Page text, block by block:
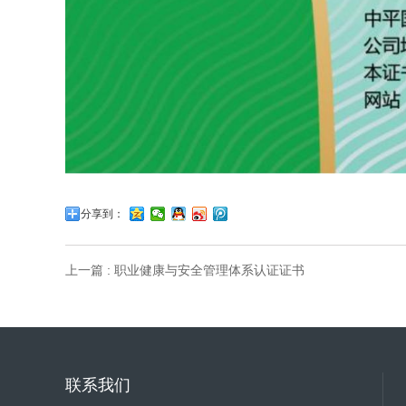
分享到：
上一篇 : 职业健康与安全管理体系认证证书
联系我们